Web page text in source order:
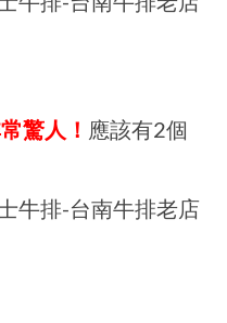
驚人！ 應該有2個